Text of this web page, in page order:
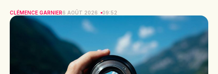
CLÉMENCE GARNIER6 AOÛT 2026 09:52